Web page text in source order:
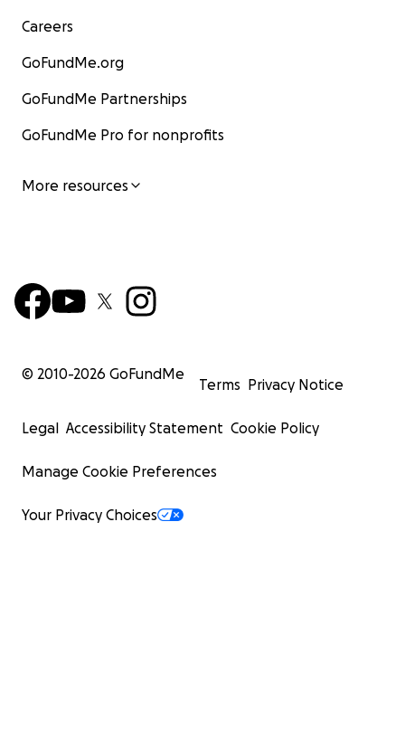
Careers
GoFundMe.org
GoFundMe Partnerships
GoFundMe Pro for nonprofits
More resources
© 2010-2026 GoFundMe
Terms Privacy Notice
Legal Accessibility Statement Cookie Policy
Manage Cookie Preferences
Your Privacy Choices